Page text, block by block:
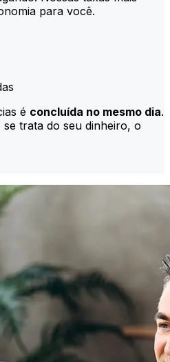
para você.
é concluída no mesmo dia.
trata do seu dinheiro, o